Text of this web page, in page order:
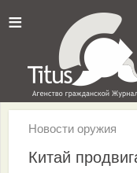
≡
Новости оружия
Китай